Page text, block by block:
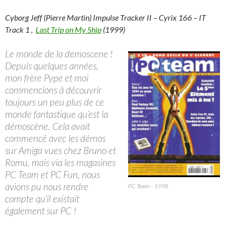
Cyborg Jeff (Pierre Martin) Impulse Tracker II – Cyrix 166 – IT
Track 1 , Last Trip on My Ship (1999)
PC Team – 1998
Le monde de la demoscene !
Depuis quelques années,
mon frère Pype et moi
commencions à découvrir
toujours un peu plus de ce
monde fantastique qu’est la
démoscène. Cela avait
commencé avec les démos
sur Amiga vues chez Bruno et
Romu, mais via les magasines
PC Team et PC Fun, nous
avions pu nous rendre
compte qu’il existait
également sur PC !